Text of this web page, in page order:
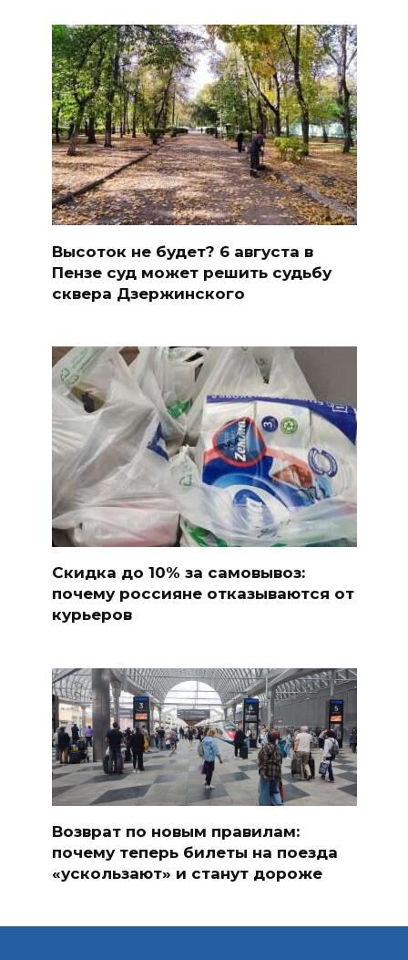
Высоток не будет? 6 августа в
Пензе суд может решить судьбу
сквера Дзержинского
Скидка до 10% за самовывоз:
почему россияне отказываются от
курьеров
Возврат по новым правилам:
почему теперь билеты на поезда
«ускользают» и станут дороже